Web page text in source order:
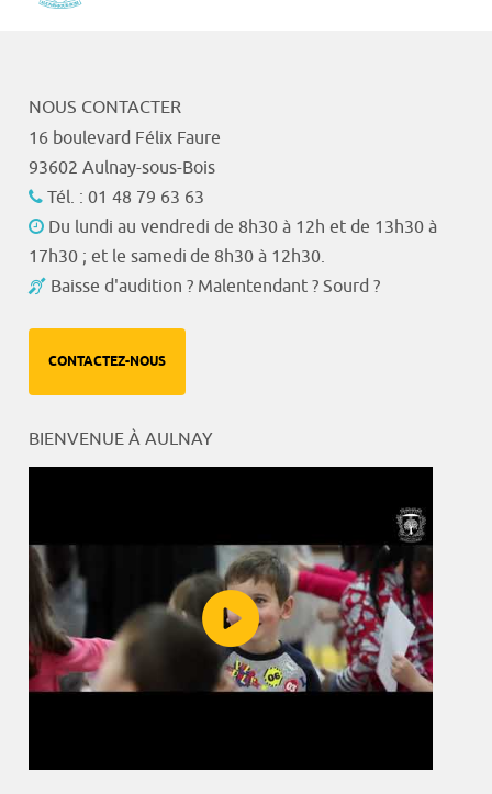
NOUS CONTACTER
16 boulevard Félix Faure
93602 Aulnay-sous-Bois
Tél. : 01 48 79 63 63
Du lundi au vendredi de 8h30 à 12h et de 13h30 à
17h30 ; et le samedi de 8h30 à 12h30.
Baisse d'audition ? Malentendant ? Sourd ?
CONTACTEZ-NOUS
BIENVENUE À AULNAY